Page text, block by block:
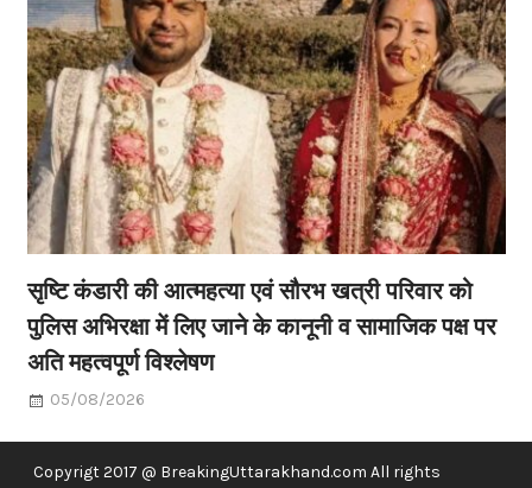
सृष्टि कंडारी की आत्महत्या एवं सौरभ खत्री परिवार को
पुलिस अभिरक्षा में लिए जाने के कानूनी व सामाजिक पक्ष पर
अति महत्वपूर्ण विश्लेषण
05/08/2026
Copyrigt 2017 @ BreakingUttarakhand.com All rights